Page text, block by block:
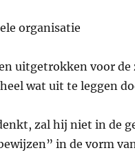
organisatie
uitgetrokken voor
wat uit te leggen
zal hij niet in de
in de vorm